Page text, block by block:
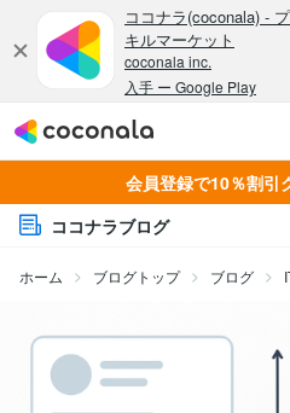
会員登録で10％割引
ココナラブログ
ホーム ブログトップ ブログ